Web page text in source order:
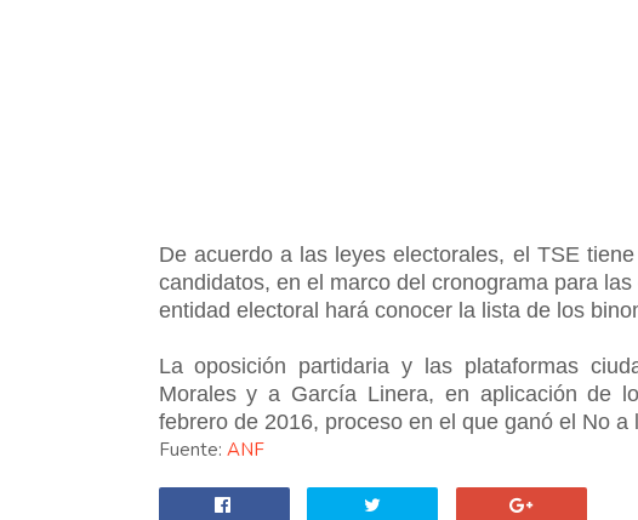
De acuerdo a las leyes electorales, el TSE
candidatos, en el marco del cronograma para
entidad electoral hará conocer la lista de los
La oposición partidaria y las plataformas
Morales y a García Linera, en aplicación de
febrero de 2016, proceso en el que ganó el No
Fuente: ANF